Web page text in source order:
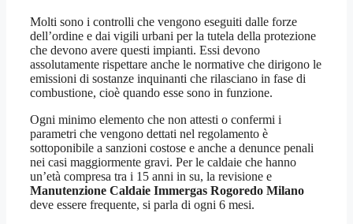
Molti sono i controlli che vengono eseguiti dalle forze
dell’ordine e dai vigili urbani per la tutela della protezione
che devono avere questi impianti. Essi devono
assolutamente rispettare anche le normative che dirigono le
emissioni di sostanze inquinanti che rilasciano in fase di
combustione, cioè quando esse sono in funzione.
Ogni minimo elemento che non attesti o confermi i
parametri che vengono dettati nel regolamento è
sottoponibile a sanzioni costose e anche a denunce penali
nei casi maggiormente gravi. Per le caldaie che hanno
un’età compresa tra i 15 anni in su, la revisione e
Manutenzione Caldaie Immergas Rogoredo Milano
deve essere frequente, si parla di ogni 6 mesi.